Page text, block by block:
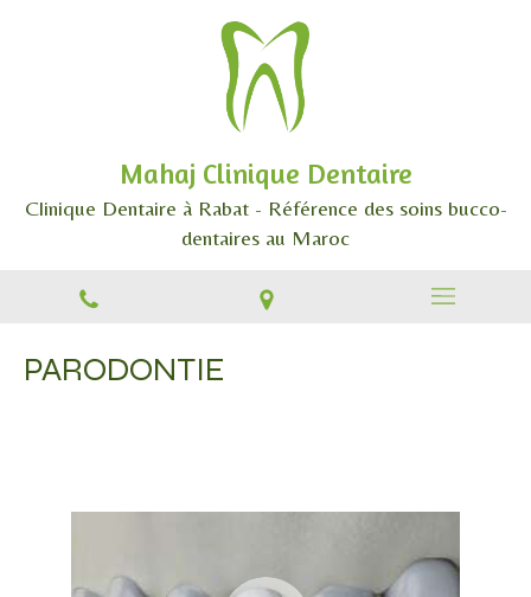
Mahaj Clinique Dentaire
Clinique Dentaire à Rabat - Référence des soins bucco-
dentaires au Maroc
PARODONTIE